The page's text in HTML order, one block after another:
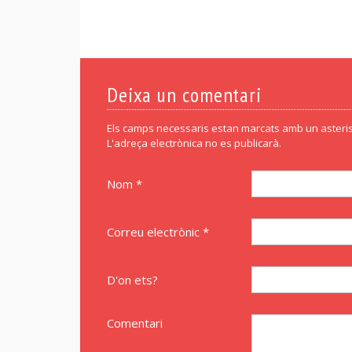
Deixa un comentari
Els camps necessaris estan marcats amb un
L'adreça electrònica no es publicarà.
Nom *
Correu electrònic *
D'on ets?
Comentari